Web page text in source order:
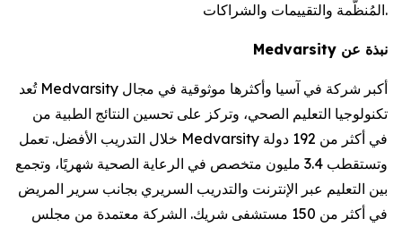
المُنظَّمة والتقييمات والشراكات.
نبذة عن Medvarsity
تُعد Medvarsity أكبر شركة في آسيا وأكثرها موثوقية في مجال
تكنولوجيا التعليم الصحي، وتركز على تحسين النتائج الطبية من
خلال التدريب الأفضل. تعمل Medvarsity في أكثر من 192 دولة
وتستقطب 3.4 مليون متخصص في الرعاية الصحية شهريًا، وتجمع
بين التعليم عبر الإنترنت والتدريب السريري بجانب سرير المريض
في أكثر من 150 مستشفى شريك. الشركة معتمدة من مجلس